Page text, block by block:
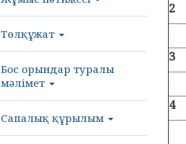
Төлқұжат
Бос орындар туралы
мәлімет
Сапалық құрылым
2
3
4